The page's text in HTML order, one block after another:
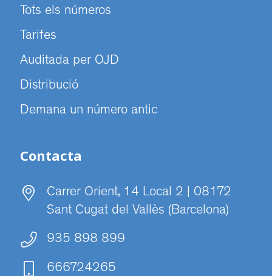
Tots els números
Tarifes
Auditada per OJD
Distribució
Demana un número antic
Contacta
Carrer Orient, 14 Local 2 | 08172
Sant Cugat del Vallès (Barcelona)
935 898 899
666724265